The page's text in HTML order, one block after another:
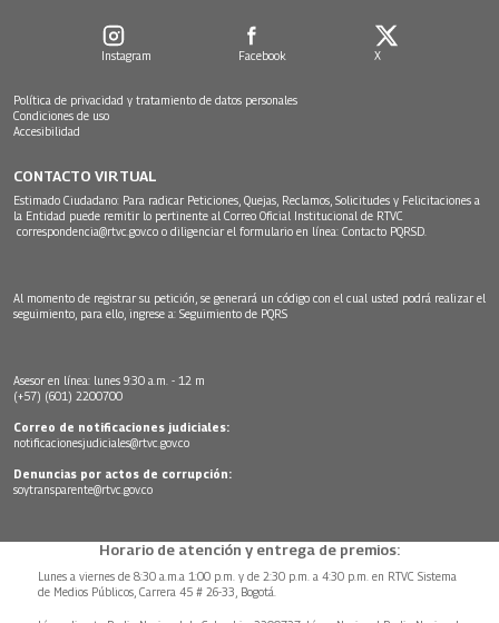
Instagram Facebook X
Política de privacidad y tratamiento de datos personales
Condiciones de uso
Accesibilidad
CONTACTO VIRTUAL
Estimado Ciudadano: Para radicar Peticiones, Quejas, Reclamos, Solicitudes y Felicitaciones a
la Entidad puede remitir lo pertinente al Correo Oficial Institucional de RTVC
correspondencia@rtvc.gov.co o diligenciar el formulario en línea: Contacto PQRSD.
Al momento de registrar su petición, se generará un código con el cual usted podrá realizar el
seguimiento, para ello, ingrese a: Seguimiento de PQRS
Asesor en línea: lunes 9:30 a.m. - 12 m
(+57) (601) 2200700
Correo de notificaciones judiciales:
notificacionesjudiciales@rtvc.gov.co
Denuncias por actos de corrupción:
soytransparente@rtvc.gov.co
Horario de atención y entrega de premios:
Lunes a viernes de 8:30 a.m.a 1:00 p.m. y de 2:30 p.m. a 4:30 p.m. en RTVC Sistema
de Medios Públicos, Carrera 45 # 26-33, Bogotá.